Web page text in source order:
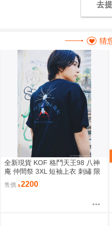
去
猜
全新現貨 KOF 格鬥天王98 八神
庵 仲間祭 3XL 短袖上衣 刺繡 限
定聯名
售價 2200